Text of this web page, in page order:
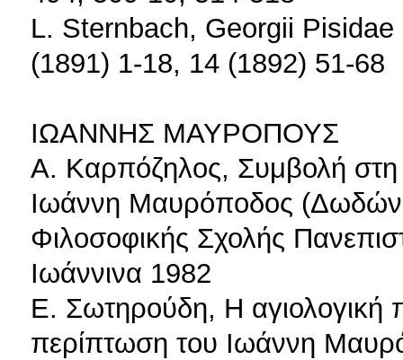
L. Sternbach, Georgii
(1891) 1-18, 14 (1892) 51-68
ΙΩΑΝΝΗΣ ΜΑΥΡΟΠΟΥΣ
Α. Καρπόζηλος, Συμβολή στη
Ιωάννη Μαυρόποδος
Φιλοσοφικής Σχολής
Ιωάννινα 1982
Ε. Σωτηρούδη, Η
περίπτωση του Ιωάννη